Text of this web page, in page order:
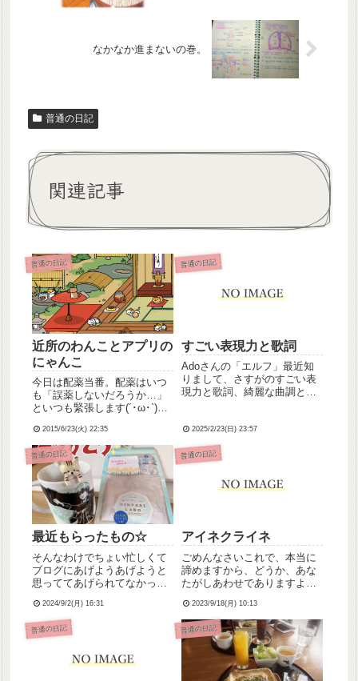
なかなか進まないの巻。
普通の日記
関連記事
普通の日記
近所のわんことアプリの
にゃんこ
今日は配薬当番。配薬はいつ
も「誤薬しないだろうか…」
といつも緊張します(´･ω･`)
緊張感で疲れたお…明日水曜
日が一番忙しいというのに💦
帰り道、焼きたてメロンパン
を買い、お散歩中のご近所さ
んのわんことたわむれた(...
2015/6/23(火) 22:35
普通の日記
すごい表現力と歌詞
Adoさんの「エルフ」最近知
りまして、さすがのすごい表
現力と歌詞、綺麗な曲調と映
「ギラギラ」の時と、作詞作
曲とイラストの方が同じと知
って納得しました(作詞作曲:
2025/2/23(日) 23:57
普通の日記
最近もらったもの☆
そんなわけでちょい忙しくて
ブログにあげようあげようと
思っててあげられてなかった
のお話。遠方に住んでる友人
からプレゼントとお手紙が届
きまして。ﾈｺﾁｬﾝのティース
ですけど、ティースプーンが
2024/9/2(月) 16:31
普通の日記
アイネクライネ
ごめんなさいこれで、本当に
諦めますから、どうか、あな
たがしあわせでありますよう
2023/9/18(月) 10:13
普通の日記 普通の日記